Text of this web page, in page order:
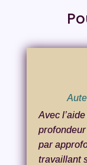
Avec
par
travaillant